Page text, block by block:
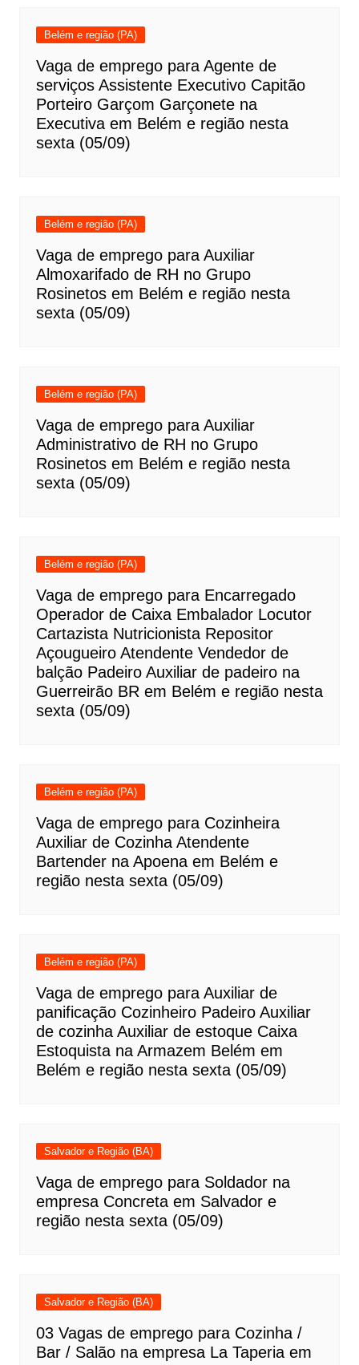
Belém e região (PA)
Vaga de emprego para Agente de
serviços Assistente Executivo Capitão
Porteiro Garçom Garçonete na
Executiva em Belém e região nesta
sexta (05/09)
Belém e região (PA)
Vaga de emprego para Auxiliar
Almoxarifado de RH no Grupo
Rosinetos em Belém e região nesta
sexta (05/09)
Belém e região (PA)
Vaga de emprego para Auxiliar
Administrativo de RH no Grupo
Rosinetos em Belém e região nesta
sexta (05/09)
Belém e região (PA)
Vaga de emprego para Encarregado
Operador de Caixa Embalador Locutor
Cartazista Nutricionista Repositor
Açougueiro Atendente Vendedor de
balção Padeiro Auxiliar de padeiro na
Guerreirão BR em Belém e região nesta
sexta (05/09)
Belém e região (PA)
Vaga de emprego para Cozinheira
Auxiliar de Cozinha Atendente
Bartender na Apoena em Belém e
região nesta sexta (05/09)
Belém e região (PA)
Vaga de emprego para Auxiliar de
panificação Cozinheiro Padeiro Auxiliar
de cozinha Auxiliar de estoque Caixa
Estoquista na Armazem Belém em
Belém e região nesta sexta (05/09)
Salvador e Região (BA)
Vaga de emprego para Soldador na
empresa Concreta em Salvador e
região nesta sexta (05/09)
Salvador e Região (BA)
03 Vagas de emprego para Cozinha /
Bar / Salão na empresa La Taperia em